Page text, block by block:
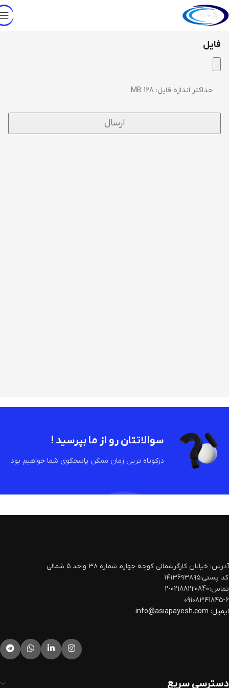
فایل
حداکثر اندازه فایل: 128 MB.
سوالاتتان رو از ما بپرسید !
درکوتاه ترین زمان ممکن پاسخگوی شما خواهیم بود.
آدرس: خیابان کارگرشمالی کوچه چهارم‍ شماره ۳۸ واحد ۵ شمالی
کد پستی:۱۴۱۳۶۹۳۸۹۵
تماس: 02188220840-2
۰۹۱۰۸۳۴۱۸۴۵-۶
ایمیل:
دسترسی سریع